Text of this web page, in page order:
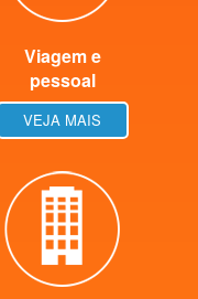
Viagem e
pessoal
VEJA MAIS